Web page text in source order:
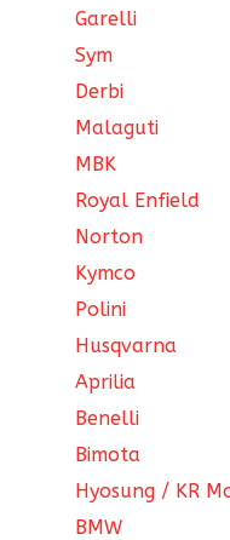
Garelli
Sym
Derbi
Malaguti
MBK
Royal Enfield
Norton
Kymco
Polini
Husqvarna
Aprilia
Benelli
Bimota
Hyosung / KR
BMW